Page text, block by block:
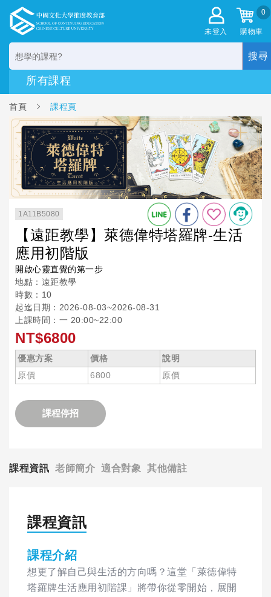
未登入
0
購物車
搜尋
首頁 課程頁
1A11B5080
【遠距教學】萊德偉特塔羅牌-生活
應用初階版
開啟心靈直覺的第一步
地點：遠距教學
時數：10
起迄日期：2026-08-03~2026-08-31
上課時間：一 20:00~22:00
NT$6800
優惠方案 價格
說明
原價
6800 原價
課程停招
課程資訊 老師簡介 適合對象 其他備註
課程資訊
課程介紹
想更了解自己與生活的方向嗎？這堂「萊德偉特
塔羅牌生活應用初階課」將帶你從零開始，展開